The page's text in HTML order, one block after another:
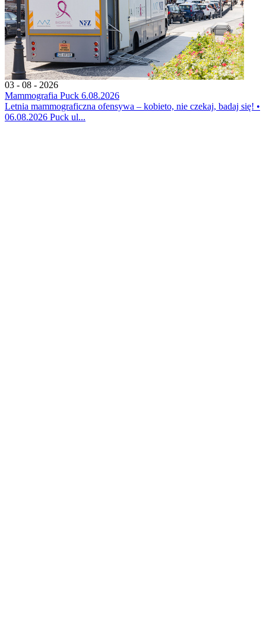
03 - 08 - 2026
Mammografia Puck 6.08.2026
Letnia mammograficzna ofensywa – kobieto, nie czekaj, badaj się! •
06.08.2026 Puck ul...